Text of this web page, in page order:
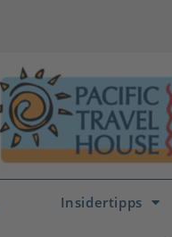
Insidertipps